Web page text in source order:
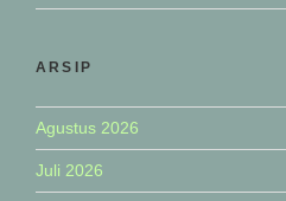
ARSIP
Agustus 2026
Juli 2026